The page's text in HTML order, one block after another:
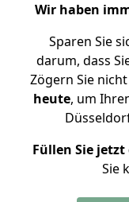
Wir haben
Sparen Sie
darum, dass
Zögern Sie
heute, um
Füllen Sie
Sie